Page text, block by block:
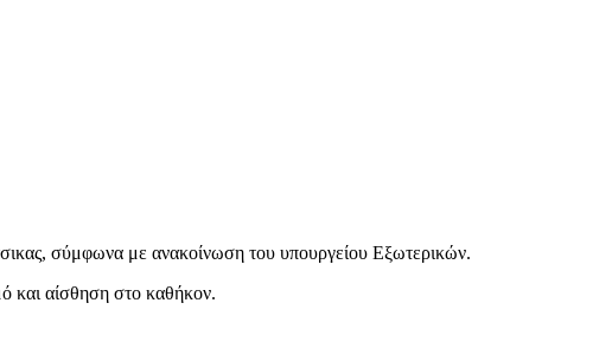
σύμφωνα με ανακοίνωση του υπουργείου Εξωτερικών.
και αίσθηση στο καθήκον.